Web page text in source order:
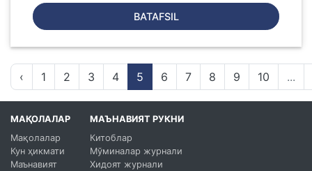
BATAFSIL
‹ 1 2 3 4 5 6 7 8 9 10 ...
МАҚОЛАЛАР
Мақолалар
Кун ҳикмати
Маънавият
МАЪНАВИЯТ РУКНИ
Китоблар
Мўминалар журнали
Хидоят журнали